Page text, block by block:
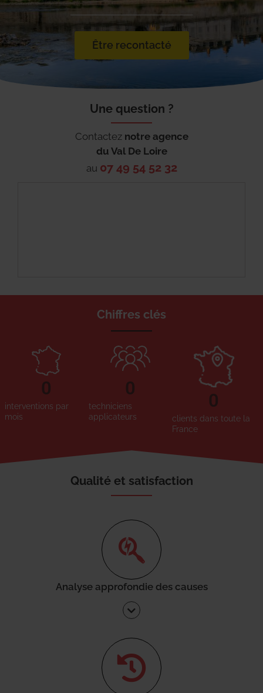
Être recontacté
Une question ?
Contactez notre agence
du Val De Loire
au 07 49 54 52 32
Chiffres clés
interventions par
mois
0
techniciens
applicateurs
0
clients dans toute la
France
0
Qualité et satisfaction
Analyse approfondie des causes